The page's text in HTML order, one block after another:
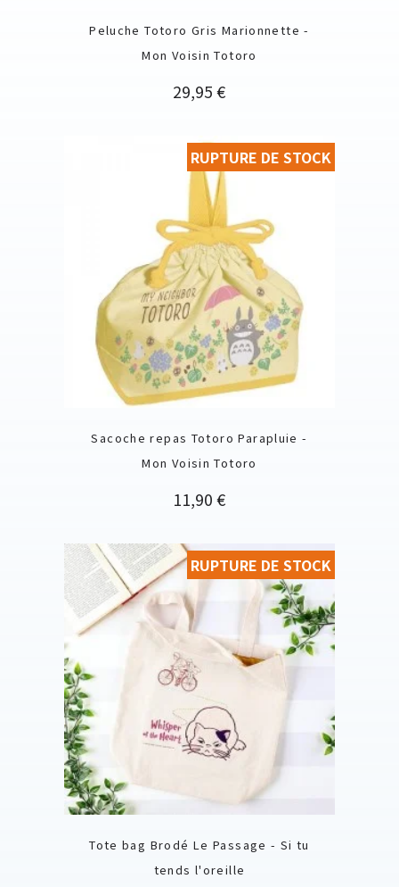
Peluche Totoro Gris Marionnette -
Mon Voisin Totoro
Prix
29,95 €
Sacoche repas Totoro Parapluie -
Mon Voisin Totoro
Prix
11,90 €
RUPTURE DE STOCK
Tote bag Brodé Le Passage - Si tu
tends l'oreille
RUPTURE DE STOCK